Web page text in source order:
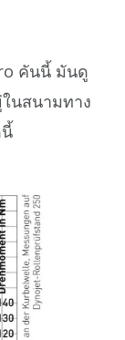
คันนี้ มันดู
นสนามทาง